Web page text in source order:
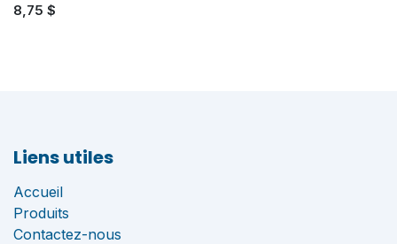
8,75 $
Liens utiles
Accueil
Produits
Contactez-nous